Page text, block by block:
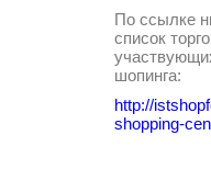
По ссылке
список
шопинга:
http://
shopping-